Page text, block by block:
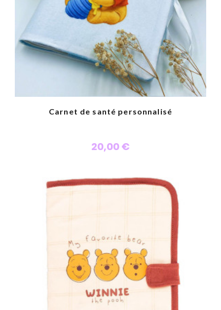
Personnaliser
Carnet de santé personnalisé
20,00 €